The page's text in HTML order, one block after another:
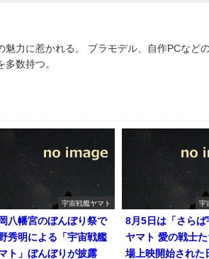
力に惹かれる。 プラモデル、自作PCなど
数持つ。
宇宙戦艦ヤマト
八幡宮のぼんぼり祭で
秀明による「宇宙戦艦
ト」ぼんぼりが披露
宇
8月5日は「さらば
ヤマト 愛の戦士
場上映開始された